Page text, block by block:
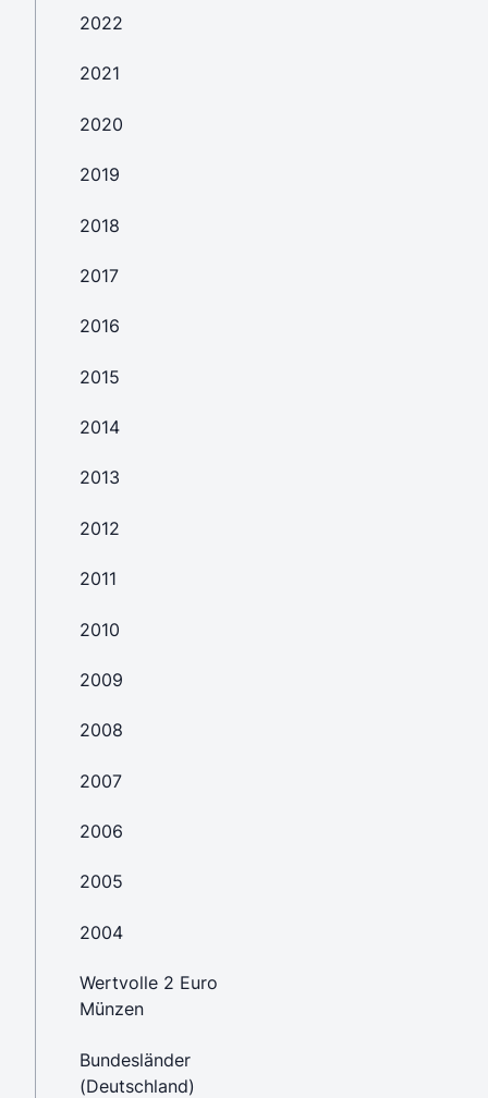
2022
2021
2020
2019
2018
2017
2016
2015
2014
2013
2012
2011
2010
2009
2008
2007
2006
2005
2004
Wertvolle 2 Euro
Münzen
Bundesländer
(Deutschland)